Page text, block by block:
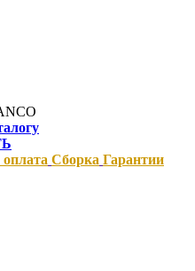
Сборка Гарантии